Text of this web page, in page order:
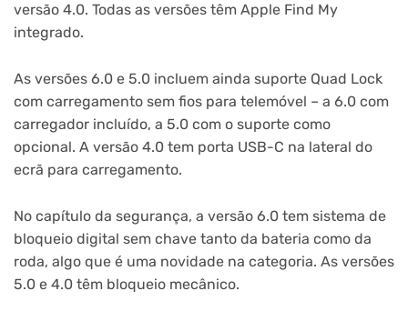
versão 4.0. Todas as versões têm Apple Find My
integrado.
As versões 6.0 e 5.0 incluem ainda suporte Quad Lock
com carregamento sem fios para telemóvel – a 6.0 com
carregador incluído, a 5.0 com o suporte como
opcional. A versão 4.0 tem porta USB-C na lateral do
ecrã para carregamento.
No capítulo da segurança, a versão 6.0 tem sistema de
bloqueio digital sem chave tanto da bateria como da
roda, algo que é uma novidade na categoria. As versões
5.0 e 4.0 têm bloqueio mecânico.